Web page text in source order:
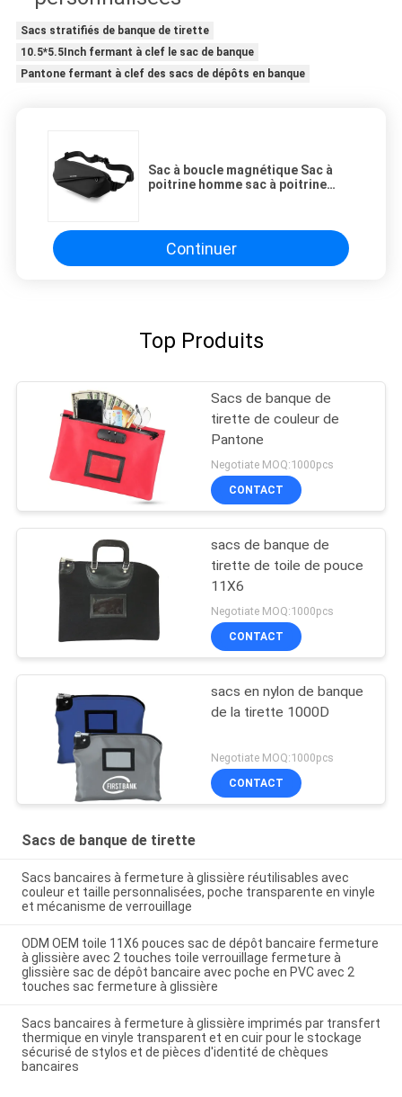
Sacs stratifiés de banque de tirette
10.5*5.5Inch fermant à clef le sac de banque
Pantone fermant à clef des sacs de dépôts en banque
Sac à boucle magnétique Sac à
poitrine homme sac à poitrine
Continuer
Top Produits
Sacs de banque de
tirette de couleur de
Pantone
Negotiate MOQ:1000pcs
CONTACT
sacs de banque de
tirette de toile de pouce
11X6
Negotiate MOQ:1000pcs
CONTACT
sacs en nylon de banque
de la tirette 1000D
Negotiate MOQ:1000pcs
CONTACT
Sacs de banque de tirette
Sacs bancaires à fermeture à glissière réutilisables avec
couleur et taille personnalisées, poche transparente en vinyle
et mécanisme de verrouillage
ODM OEM toile 11X6 pouces sac de dépôt bancaire fermeture
à glissière avec 2 touches toile verrouillage fermeture à
glissière sac de dépôt bancaire avec poche en PVC avec 2
touches sac fermeture à glissière
Sacs bancaires à fermeture à glissière imprimés par transfert
thermique en vinyle transparent et en cuir pour le stockage
sécurisé de stylos et de pièces d'identité de chèques
bancaires